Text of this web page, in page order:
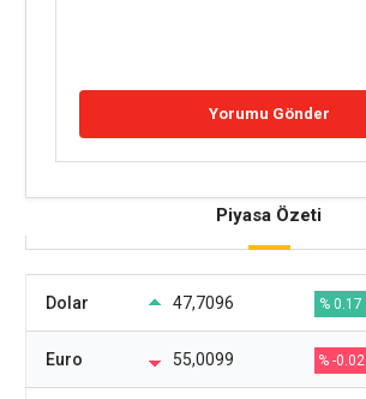
Piyasa Özeti
Dolar 47,7096 % 0.17
Euro 55,0099 % -0.02